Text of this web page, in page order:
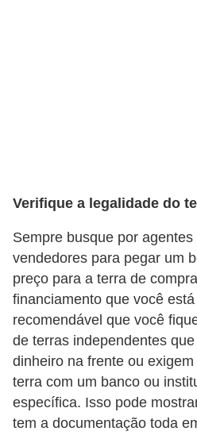
Verifique a legalidade do
Sempre busque por
vendedores para pegar um
preço para a terra de
financiamento que você
recomendável que você
de terras independentes
dinheiro na frente ou
terra com um banco ou
específica. Isso pode
tem a documentação toda
p
r
é
s
t
i
m
o
s
e